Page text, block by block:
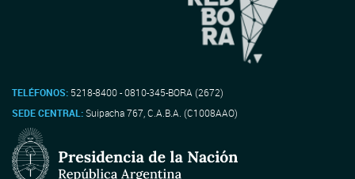
TELÉFONOS: 5218-8400 - 0810-345-BORA (2672)
SEDE CENTRAL:Suipacha 767, C.A.B.A. (C1008AAO)